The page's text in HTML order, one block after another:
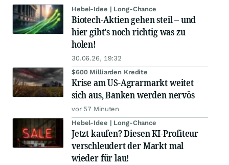
Hebel-Idee | Long-Chance
Biotech-Aktien gehen steil – und
hier gibt's noch richtig was zu
holen!
30.06.26, 19:32
$600 Milliarden Kredite
Krise am US-Agrarmarkt weitet
sich aus, Banken werden nervös
vor 57 Minuten
Hebel-Idee | Long-Chance
Jetzt kaufen? Diesen KI-Profiteur
verschleudert der Markt mal
wieder für lau!